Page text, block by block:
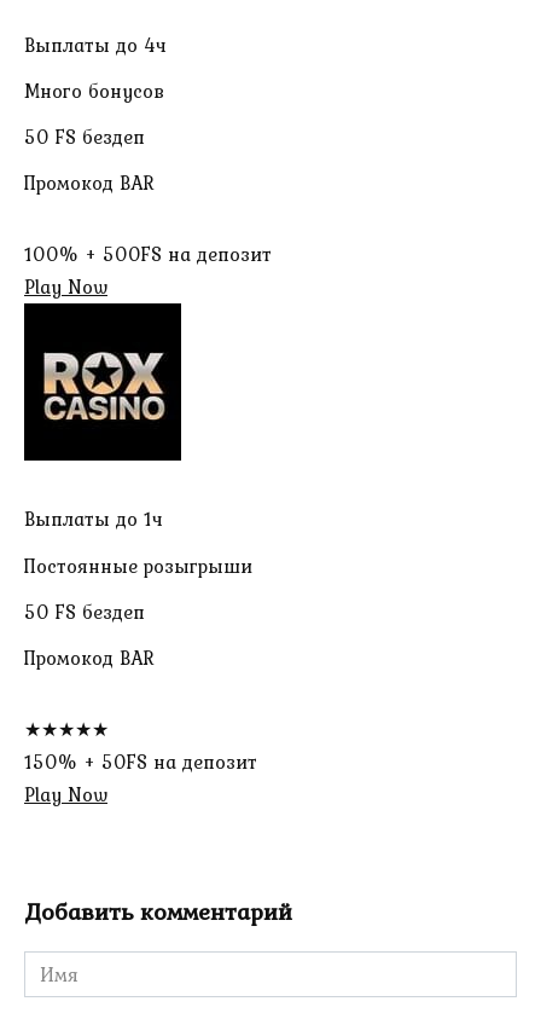
Выплаты до 4ч
Много бонусов
50 FS бездеп
Промокод BAR
100% + 500FS на депозит
Play Now
Выплаты до 1ч
Постоянные розыгрыши
50 FS бездеп
Промокод BAR
★★★★★
150% + 50FS на депозит
Play Now
Добавить комментарий
Имя
*